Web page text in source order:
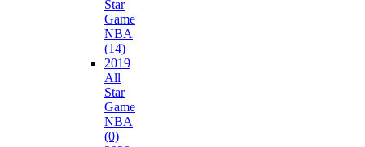
Star
Game
NBA
(14)
2019
All
Star
Game
NBA
(0)